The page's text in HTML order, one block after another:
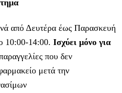
από Δευτέρα έως Παρασκευή
10:00-14:00. Ισχύει μόνο για
που δεν
μετά την